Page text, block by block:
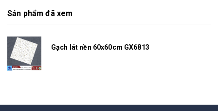
Sản phẩm đã xem
Gạch lát nền 60x60cm GX6813